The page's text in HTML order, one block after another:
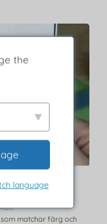
matchar färg och
the
language